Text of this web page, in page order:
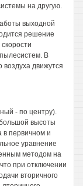
на другую.
выходной
решение
В
воздуха движутся
- по центру).
высоты
в первичном и
уравнение
методом на
при отключении
вторичного